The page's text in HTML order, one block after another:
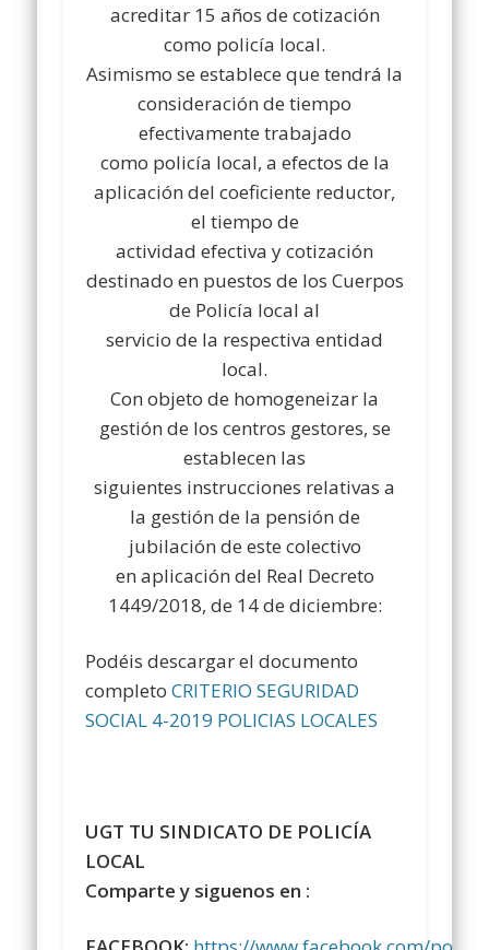
acreditar 15 años de cotización
como policía local.
Asimismo se establece que tendrá la
consideración de tiempo
efectivamente trabajado
como policía local, a efectos de la
aplicación del coeficiente reductor,
el tiempo de
actividad efectiva y cotización
destinado en puestos de los Cuerpos
de Policía local al
servicio de la respectiva entidad
local.
Con objeto de homogeneizar la
gestión de los centros gestores, se
establecen las
siguientes instrucciones relativas a
la gestión de la pensión de
jubilación de este colectivo
en aplicación del Real Decreto
1449/2018, de 14 de diciembre:
Podéis descargar el documento
completoCRITERIO SEGURIDAD
SOCIAL 4-2019 POLICIAS LOCALES
UGT TU SINDICATO DE POLICÍA
LOCAL
Comparte y siguenos en :